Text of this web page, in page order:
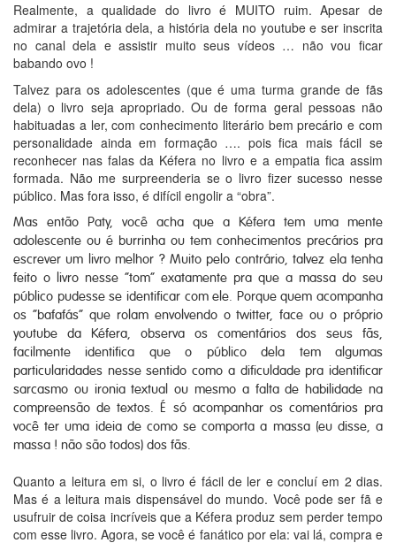
Realmente, a qualidade do livro é MUITO ruim. Apesar de
admirar a trajetória dela, a história dela no youtube e ser inscrita
no canal dela e assistir muito seus vídeos … não vou ficar
babando ovo !
Talvez para os adolescentes (que é uma turma grande de fãs
dela) o livro seja apropriado. Ou de forma geral pessoas não
habituadas a ler, com conhecimento literário bem precário e com
personalidade ainda em formação …. pois fica mais fácil se
reconhecer nas falas da Kéfera no livro e a empatia fica assim
formada. Não me surpreenderia se o livro fizer sucesso nesse
público. Mas fora isso, é difícil engolir a “obra”.
Mas então Paty, você acha que a Kéfera tem uma mente
adolescente ou é burrinha ou tem conhecimentos precários pra
escrever um livro melhor ? Muito pelo contrário, talvez ela tenha
feito o livro nesse “tom” exatamente pra que a massa do seu
público pudesse se identificar com ele. Porque quem acompanha
os “bafafás” que rolam envolvendo o twitter, face ou o próprio
youtube da Kéfera, observa os comentários dos seus fãs,
facilmente identifica que o público dela tem algumas
particularidades nesse sentido como a dificuldade pra identificar
sarcasmo ou ironia textual ou mesmo a falta de habilidade na
compreensão de textos. É só acompanhar os comentários pra
você ter uma ideia de como se comporta a massa (eu disse, a
massa ! não são todos) dos fãs.
Quanto a leitura em si, o livro é fácil de ler e concluí em 2 dias.
Mas é a leitura mais dispensável do mundo. Você pode ser fã e
usufruir de coisa incríveis que a Kéfera produz sem perder tempo
com esse livro. Agora, se você é fanático por ela: vai lá, compra e